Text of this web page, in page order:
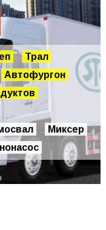
Трал
Автофургон
Миксер